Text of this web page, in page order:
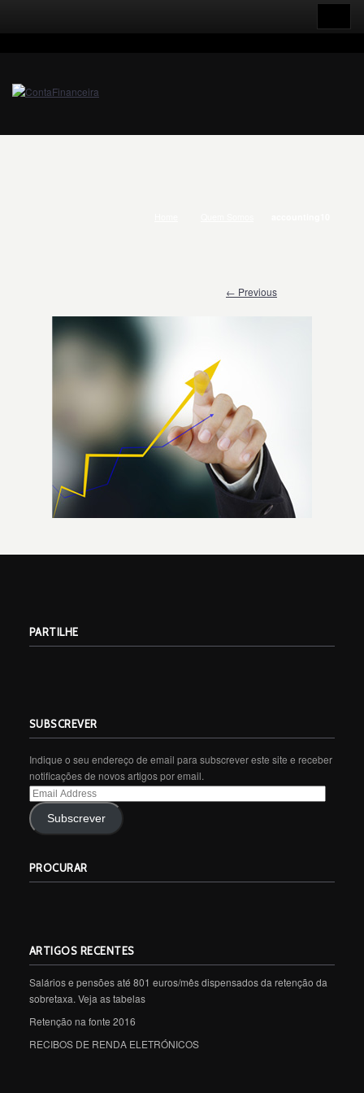
← Previous
PARTILHE
SUBSCREVER
Indique o seu endereço de email para subscrever este site e receber
notificações de novos artigos por email.
Email
Address
Subscrever
PROCURAR
ARTIGOS RECENTES
Salários e pensões até 801 euros/mês dispensados da retenção da
sobretaxa. Veja as tabelas
Retenção na fonte 2016
RECIBOS DE RENDA ELETRÓNICOS